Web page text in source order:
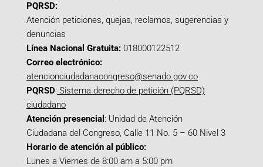
PQRSD:
Atención peticiones, quejas, reclamos, sugerencias y
denuncias
Línea Nacional Gratuita: 018000122512
Correo electrónico:
atencionciudadanacongreso@senado.gov.co
PQRSD: Sistema derecho de petición (PQRSD)
ciudadano
Atención presencial : Unidad de Atención
Ciudadana del Congreso, Calle 11 No. 5 – 60 Nivel 3
Horario de atención al público:
Lunes a Viernes de 8:00 am a 5:00 pm